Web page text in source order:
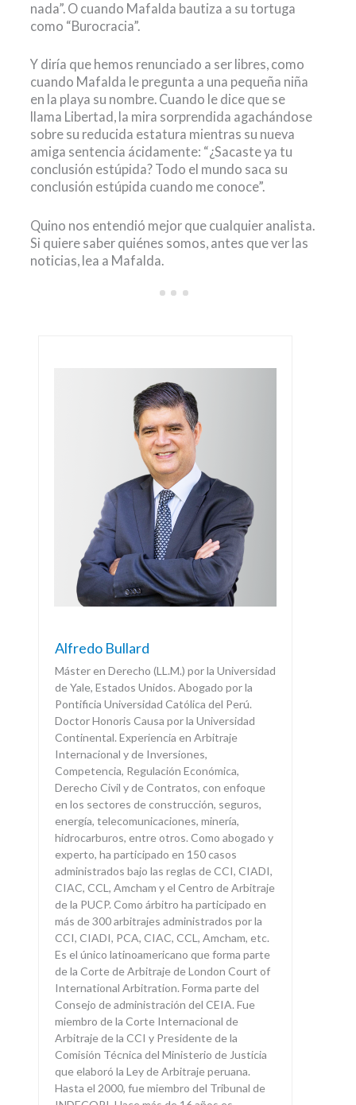
nada”. O cuando Mafalda bautiza a su tortuga
como “Burocracia”.
Y diría que hemos renunciado a ser libres, como
cuando Mafalda le pregunta a una pequeña niña
en la playa su nombre. Cuando le dice que se
llama Libertad, la mira sorprendida agachándose
sobre su reducida estatura mientras su nueva
amiga sentencia ácidamente: “¿Sacaste ya tu
conclusión estúpida? Todo el mundo saca su
conclusión estúpida cuando me conoce”.
Quino nos entendió mejor que cualquier analista.
Si quiere saber quiénes somos, antes que ver las
noticias, lea a Mafalda.
Alfredo Bullard
Máster en Derecho (LL.M.) por la Universidad
de Yale, Estados Unidos. Abogado por la
Pontificia Universidad Católica del Perú.
Doctor Honoris Causa por la Universidad
Continental. Experiencia en Arbitraje
Internacional y de Inversiones,
Competencia, Regulación Económica,
Derecho Civil y de Contratos, con enfoque
en los sectores de construcción, seguros,
energía, telecomunicaciones, minería,
hidrocarburos, entre otros. Como abogado y
experto, ha participado en 150 casos
administrados bajo las reglas de CCI, CIADI,
CIAC, CCL, Amcham y el Centro de Arbitraje
de la PUCP. Como árbitro ha participado en
más de 300 arbitrajes administrados por la
CCI, CIADI, PCA, CIAC, CCL, Amcham, etc.
Es el único latinoamericano que forma parte
de la Corte de Arbitraje de London Court of
International Arbitration. Forma parte del
Consejo de administración del CEIA. Fue
miembro de la Corte Internacional de
Arbitraje de la CCI y Presidente de la
Comisión Técnica del Ministerio de Justicia
que elaboró la Ley de Arbitraje peruana.
Hasta el 2000, fue miembro del Tribunal de